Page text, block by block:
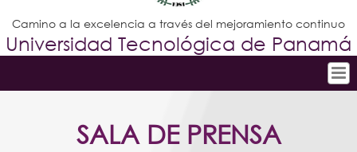
Administrativos
Graduados
Camino a la excelencia a través del mejoramiento continuo
Universidad Tecnológica de Panamá
Conoce la UTP
SALA DE PRENSA